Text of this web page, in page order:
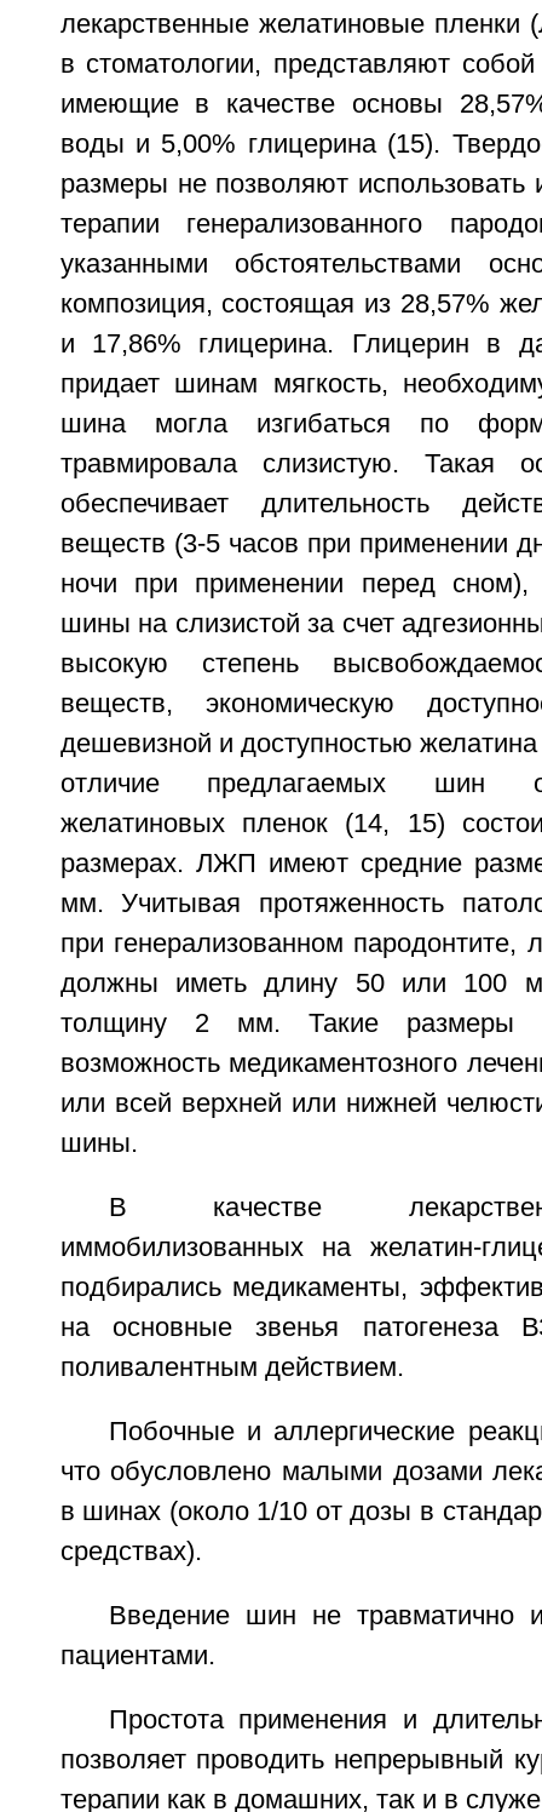
лекарственные желатиновые
в стоматологии, представляют
имеющие в качестве основы
воды и 5,00% глицерина (15).
размеры не позволяют
терапии генерализованного
указанными обстоятельствами
композиция, состоящая из 28,57%
и 17,86% глицерина. Глицерин в
придает шинам мягкость,
шина могла изгибаться по
травмировала слизистую. Такая
обеспечивает длительность
веществ (3-5 часов при применении
ночи при применении перед
шины на слизистой за счет
высокую степень
веществ, экономическую
дешевизной и доступностью
отличие предлагаемых шин
желатиновых пленок (14, 15)
размерах. ЛЖП имеют средние
мм. Учитывая протяженность
при генерализованном пародонтите,
должны иметь длину 50 или 100
толщину 2 мм. Такие размеры
возможность медикаментозного
или всей верхней или нижней
шины.
В качестве
иммобилизованных на желатин-
подбирались медикаменты,
на основные звенья
поливалентным действием.
Побочные и аллергические
что обусловлено малыми дозами
в шинах (около 1/10 от дозы в
средствах).
Введение шин не травматично
пациентами.
Простота применения и
позволяет проводить непрерывный
терапии как в домашних, так и в